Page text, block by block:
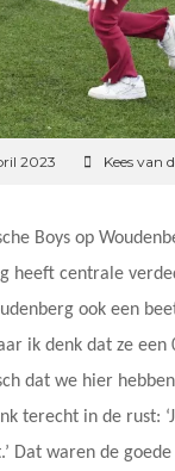
2023 Kees van
Boys op
heeft centrale
ook een
ik denk dat ze
dat we hier
terecht in de rust:
Dat waren de